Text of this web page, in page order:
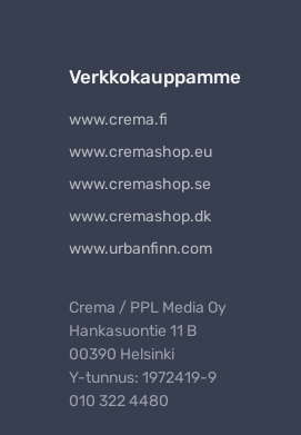
Verkkokauppamme
www.crema.fi
www.cremashop.eu
www.cremashop.se
www.cremashop.dk
www.urbanfinn.com
Crema / PPL Media Oy
Hankasuontie 11 B
00390 Helsinki
Y-tunnus: 1972419-9
010 322 4480